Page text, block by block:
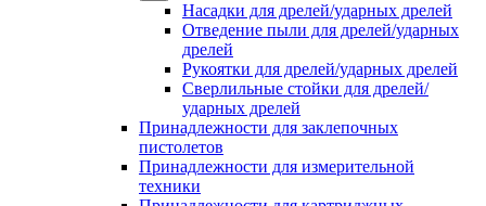
Насадки для дрелей/ударных дрелей
Отведение пыли для дрелей/ударных
дрелей
Рукоятки для дрелей/ударных дрелей
Сверлильные стойки для дрелей/
ударных дрелей
Принадлежности для заклепочных
пистолетов
Принадлежности для измерительной
техники